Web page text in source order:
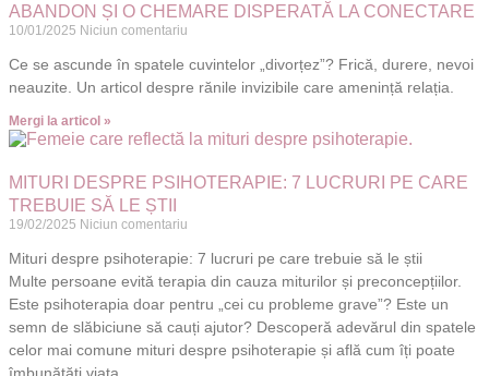
ABANDON ȘI O CHEMARE DISPERATĂ LA CONECTARE
10/01/2025 Niciun comentariu
Ce se ascunde în spatele cuvintelor „divorțez”? Frică, durere, nevoi
neauzite. Un articol despre rănile invizibile care amenință relația.
Mergi la articol »
MITURI DESPRE PSIHOTERAPIE: 7 LUCRURI PE CARE
TREBUIE SĂ LE ȘTII
19/02/2025 Niciun comentariu
Mituri despre psihoterapie: 7 lucruri pe care trebuie să le știi
Multe persoane evită terapia din cauza miturilor și preconcepțiilor.
Este psihoterapia doar pentru „cei cu probleme grave”? Este un
semn de slăbiciune să cauți ajutor? Descoperă adevărul din spatele
celor mai comune mituri despre psihoterapie și află cum îți poate
îmbunătăți viața.